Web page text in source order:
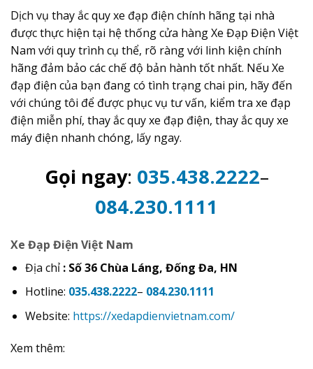
Dịch vụ thay ắc quy xe đạp điện chính hãng tại nhà
được thực hiện tại hệ thống cửa hàng Xe Đạp Điện Việt
Nam với quy trình cụ thể, rõ ràng với linh kiện chính
hãng đảm bảo các chế độ bản hành tốt nhất. Nếu Xe
đạp điện của bạn đang có tình trạng chai pin, hãy đến
với chúng tôi để được phục vụ tư vấn, kiểm tra xe đạp
điện miễn phí, thay ắc quy xe đạp điện, thay ắc quy xe
máy điện nhanh chóng, lấy ngay.
Gọi ngay: 035.438.2222–
084.230.1111
Xe Đạp Điện Việt Nam
Địa chỉ : Số 36 Chùa Láng, Đống Đa, HN
Hotline: 035.438.2222– 084.230.1111
Website: https://xedapdienvietnam.com/
Xem thêm: